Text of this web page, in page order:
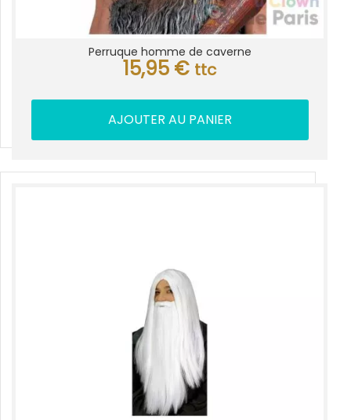
Perruque homme de caverne
15,95 € ttc
AJOUTER AU PANIER